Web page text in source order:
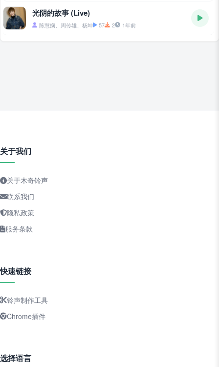
光阴的故事 (Live)
陈慧娴、周传雄、杨坤 57 2 1年前
关于我们
关于木奇铃声
联系我们
隐私政策
服务条款
快速链接
铃声制作工具
Chrome插件
选择语言